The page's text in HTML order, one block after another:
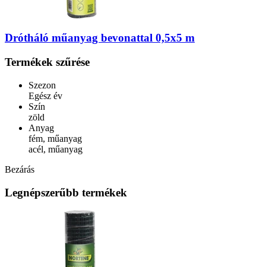
Drótháló műanyag bevonattal 0,5x5 m
Termékek szűrése
Szezon
Egész év
Szín
zöld
Anyag
fém, műanyag
acél, műanyag
Bezárás
Legnépszerűbb termékek